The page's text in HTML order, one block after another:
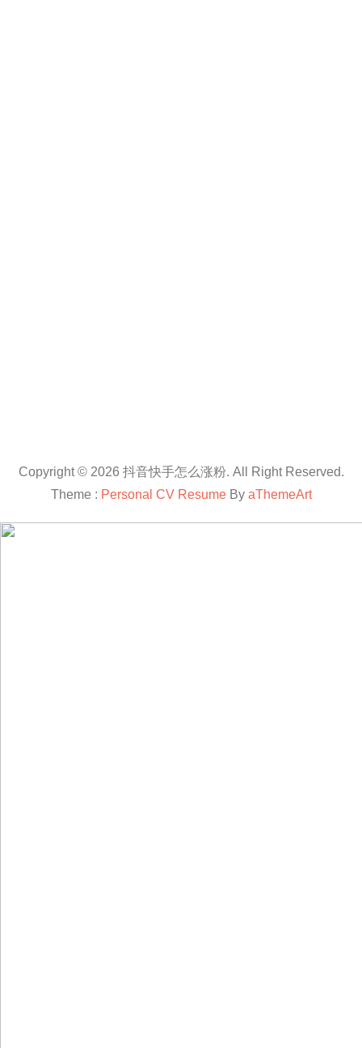
Copyright © 2026 抖音快手怎么涨粉. All Right Reserved.
Theme : Personal CV ResumeBy aThemeArt